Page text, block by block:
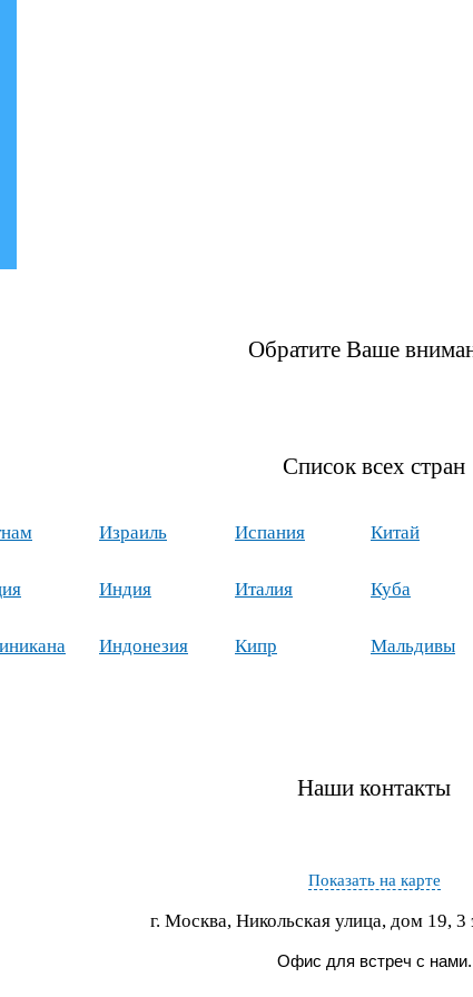
Обратите Ваше
Список всех стран
Израиль
Индия
Индонезия
Испания
Италия
Кипр
Китай
Куба
Мальдивы
Наши контакты
Показать на карте
г. Москва, Никольская улица, дом 19, 3
Офис для встреч с нами.